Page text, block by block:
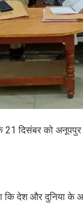
21 दिसंबर को
कि देश और दुनिया